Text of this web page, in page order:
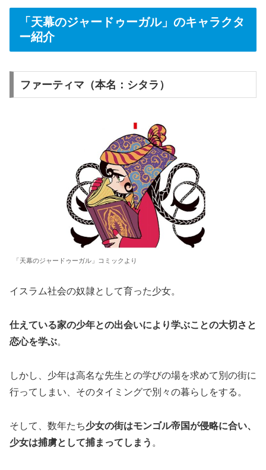
「天幕のジャードゥーガル」のキャラクタ
ー紹介
ファーティマ（本名：シタラ）
「天幕のジャードゥーガル」コミックより
イスラム社会の奴隷として育った少女。
仕えている家の少年との出会いにより学ぶことの大切さと
恋心を学ぶ。
しかし、少年は高名な先生との学びの場を求めて別の街に
行ってしまい、そのタイミングで別々の暮らしをする。
そして、数年たち少女の街はモンゴル帝国が侵略に合い、
少女は捕虜として捕まってしまう 。